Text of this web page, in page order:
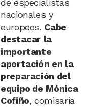
de especialistas
nacionales y
europeos. Cabe
destacar la
importante
aportación en la
preparación del
equipo de Mónica
Cofiño, comisaria